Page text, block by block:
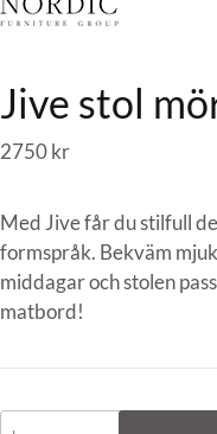
Jive stol
2750kr
Med Jive får du stilfull
formspråk. Bekväm
middagar och stolen
matbord!